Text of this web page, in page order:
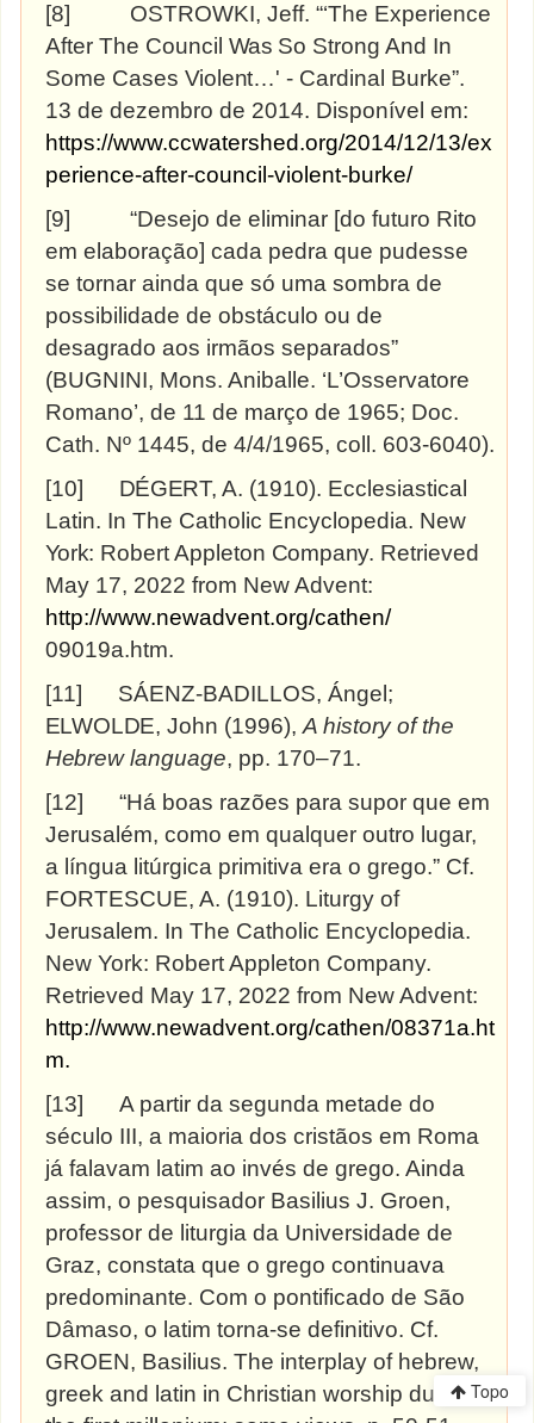
[8]
OSTROWKI, Jeff. “‘The Experience
After The Council Was So Strong And In
Some Cases Violent…' - Cardinal Burke”.
13 de dezembro de 2014. Disponível em:
https://www.ccwatershed.org/2014/12/13/ex
perience-after-council-violent-burke/
[9]
“Desejo de eliminar [do futuro Rito
em elaboração] cada pedra que pudesse
se tornar ainda que só uma sombra de
possibilidade de obstáculo ou de
desagrado aos irmãos separados”
(BUGNINI, Mons. Aniballe. ‘L’Osservatore
Romano’, de 11 de março de 1965; Doc.
Cath. Nº 1445, de 4/4/1965, coll. 603-6040).
[10]
DÉGERT,A. (1910). Ecclesiastical
Latin. In The Catholic Encyclopedia. New
York: Robert Appleton Company. Retrieved
May 17, 2022 from New Advent:
http://www.newadvent.org/cathen/
09019a.htm.
[11]
SÁENZ-BADILLOS, Ángel;
ELWOLDE, John (1996), A history of the
Hebrewlanguage, pp. 170–71.
[12]
“Há boas razões para supor que em
Jerusalém, como em qualquer outro lugar,
a língua litúrgica primitiva era o grego.” Cf.
FORTESCUE, A. (1910). Liturgy of
Jerusalem. In The Catholic Encyclopedia.
New York: Robert Appleton Company.
Retrieved May 17, 2022 from New Advent:
http://www.newadvent.org/cathen/08371a.ht
m.
[13]
A partir da segunda metade do
século III, a maioria dos cristãos em Roma
já falavam latim ao invés de grego. Ainda
assim, o pesquisador Basilius J. Groen,
professor de liturgia da Universidade de
Graz, constata que o grego continuava
predominante. Com o pontificado de São
Dâmaso, o latim torna-se definitivo. Cf.
GROEN, Basilius. The interplay of hebrew,
greek and latin in Christian worship duringTopo